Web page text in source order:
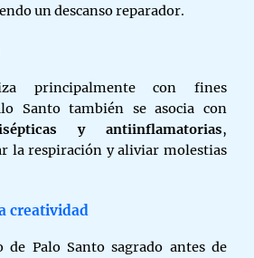
un descanso reparador.
principalmente con fines
Santo también se asocia con
y antiinflamatorias,
la respiración y aliviar molestias
creatividad
de Palo Santo sagrado antes de